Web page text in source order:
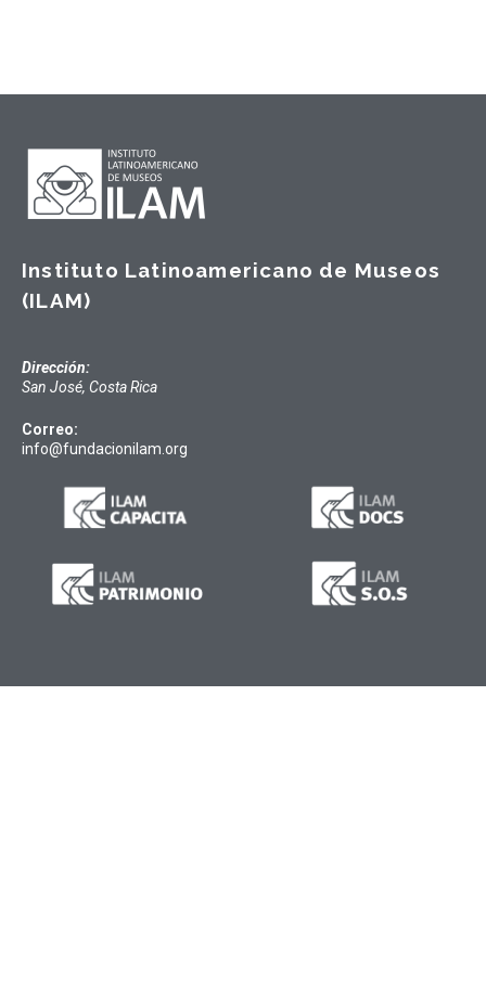
Instituto Latinoamericano de Museos
(ILAM)
Dirección:
San José, Costa Rica
Correo:
info@fundacionilam.org